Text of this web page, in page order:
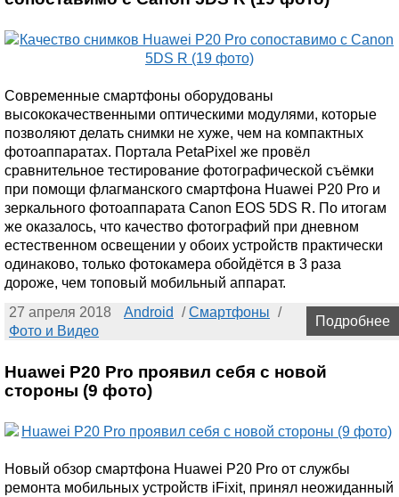
Современные смартфоны оборудованы
высококачественными оптическими модулями, которые
позволяют делать снимки не хуже, чем на компактных
фотоаппаратах. Портала PetaPixel же провёл
сравнительное тестирование фотографической съёмки
при помощи флагманского смартфона Huawei P20 Pro и
зеркального фотоаппарата Canon EOS 5DS R. По итогам
же оказалось, что качество фотографий при дневном
естественном освещении у обоих устройств практически
одинаково, только фотокамера обойдётся в 3 раза
дороже, чем топовый мобильный аппарат.
27 апреля 2018
Android /Смартфоны /
Фото и Видео
Подробнее
Huawei P20 Pro проявил себя с новой
стороны (9 фото)
Новый обзор смартфона Huawei P20 Pro от службы
ремонта мобильных устройств iFixit, принял неожиданный